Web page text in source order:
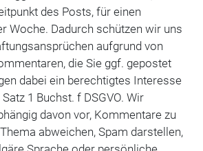
des Posts, für einen
Woche. Dadurch schützen wir uns
aufgrund von
die Sie ggf. gepostet
dabei ein berechtigtes Interesse
1 Buchst. f DSGVO. Wir
davon vor, Kommentare zu
abweichen, Spam darstellen,